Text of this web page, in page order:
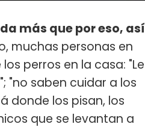
más que por eso, así
muchas personas en
perros en la casa: "Le
"no saben cuidar a los
donde los pisan, los
que se levantan a